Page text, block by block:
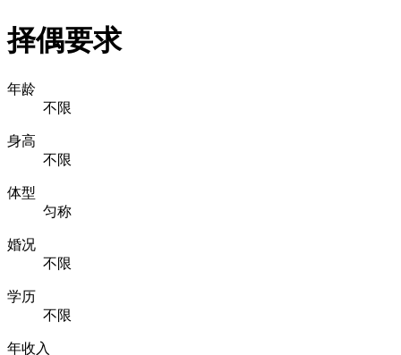
择偶要求
年龄
不限
身高
不限
体型
匀称
婚况
不限
学历
不限
年收入